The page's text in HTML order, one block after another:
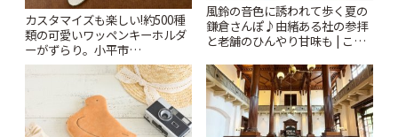
カスタマイズも楽しい!約500種
類の可愛いワッペンキーホルダ
ーがずらり。小平市
「Kimamaya T&K」 | ことりっ
風鈴の音色に誘われて歩く夏の
鎌倉さんぽ♪由緒ある社の参拝
と老舗のひんやり甘味も | こと